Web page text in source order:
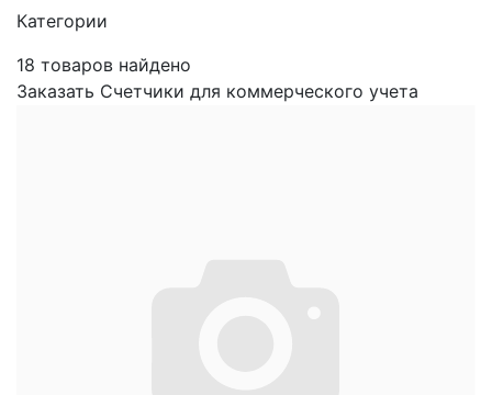
Категории
18 товаров найдено
Заказать Счетчики для коммерческого учета